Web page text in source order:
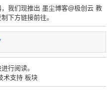
我们现推出 墨尘博客@极创云 教
下方链接前往。
行阅读。
术支持 板块